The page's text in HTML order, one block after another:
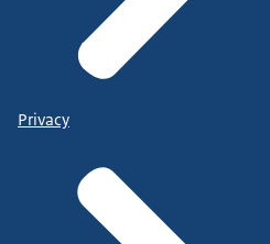
Privacy